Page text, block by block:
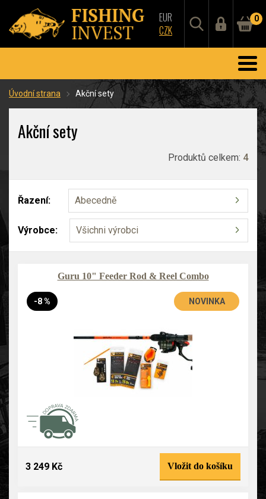
EUR
CZK
0
Úvodní strana Akční sety
Akční sety
Produktů celkem: 4
Řazení: Abecedně
Výrobce: Všichni výrobci
Guru 10" Feeder Rod & Reel Combo
-8 % NOVINKA
3 249 Kč Vložit do košíku